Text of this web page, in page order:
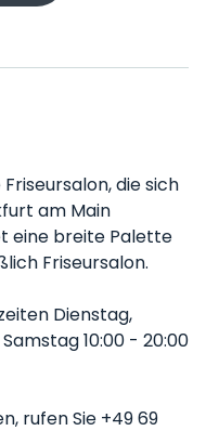
die sich
am Main
eine breite Palette
Friseursalon.
Dienstag,
10:00 - 20:00
rufen Sie +49 69